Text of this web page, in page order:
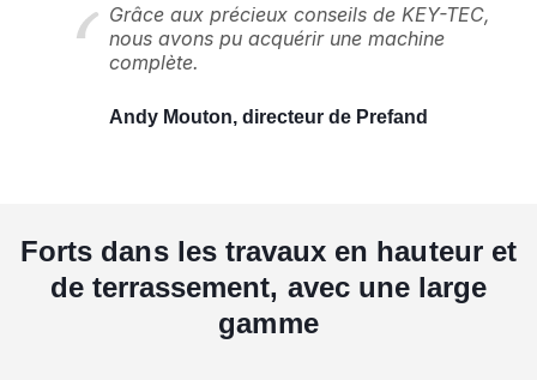
Grâce aux précieux conseils de KEY-TEC,
nous avons pu acquérir une machine
complète.
Andy Mouton, directeur de Prefand
Forts dans les travaux en hauteur et
de terrassement, avec une large
gamme